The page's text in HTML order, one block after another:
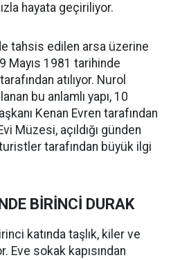
hayata geçiriliyor.
tahsis edilen arsa üzerine
Mayıs 1981 tarihinde
atılıyor. Nurol
bu anlamlı yapı, 10
Kenan Evren tarafından
Müzesi, açıldığı günden
tarafından büyük ilgi
BİRİNCİ DURAK
katında taşlık, kiler ve
Eve sokak kapısından